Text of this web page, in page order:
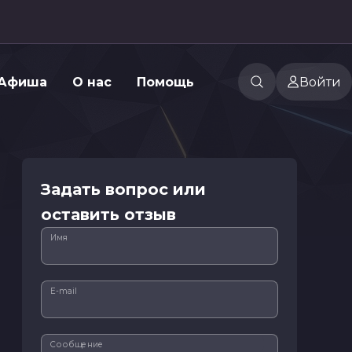
О нас Помощь Войти
Задать вопрос или
оставить отзыв
Имя
E-mail
Сообщение